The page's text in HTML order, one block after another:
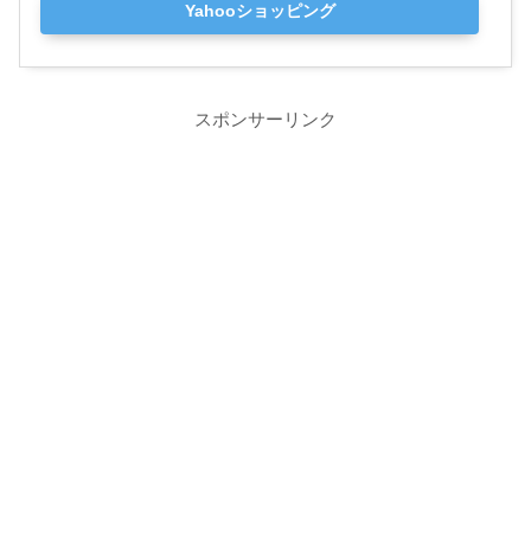
Yahooショッピング
スポンサーリンク